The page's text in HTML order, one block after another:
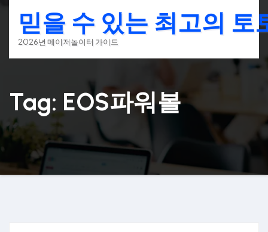
content
믿을 수 있는 최고의 토
2026년 메이저놀이터 가이드
Tag: EOS파워볼